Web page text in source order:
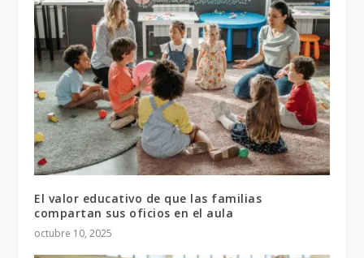
El valor educativo de que las familias
compartan sus oficios en el aula
octubre 10, 2025